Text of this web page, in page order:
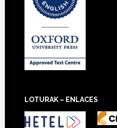
LOTURAK – ENLACES